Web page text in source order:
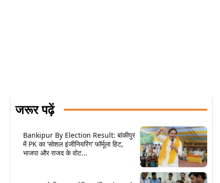
जरूर पढ़ें
Bankipur By Election Result: बांकीपुर
में PK का ‘सोशल इंजीनियरिंग’ फॉर्मूला हिट,
भाजपा और राजद के वोट...